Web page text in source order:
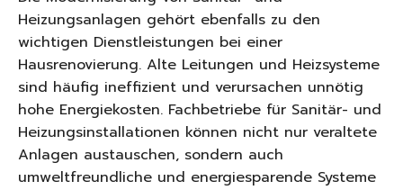
Heizungsanlagen gehört ebenfalls zu den
wichtigen Dienstleistungen bei einer
Hausrenovierung. Alte Leitungen und Heizsysteme
sind häufig ineffizient und verursachen unnötig
hohe Energiekosten. Fachbetriebe für Sanitär- und
Heizungsinstallationen können nicht nur veraltete
Anlagen austauschen, sondern auch
umweltfreundliche und energiesparende Systeme